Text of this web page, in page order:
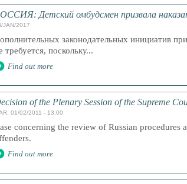
Детский омбудсмен призвала
JAN/2017
законодательных инициатив
требуется, поскольку...
Find out more
of the Plenary Session of the Supreme
01/02/2011 - 13:00
concerning the review of Russian
Find out more